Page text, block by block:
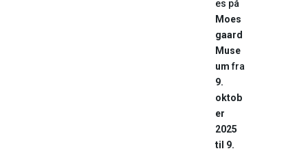
es på
Moes
gaard
Muse
umfra
9.
oktob
er
2025
til 9.